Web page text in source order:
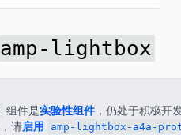
amp-lightbox
组件是实验性组件，仍处于积极开
，请启用 amp-lightbox-a4a-